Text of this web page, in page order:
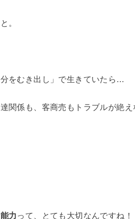
。
をむき出し」で生きていたら…
関係も、客商売もトラブルが絶え
力って、とても大切なんですね！